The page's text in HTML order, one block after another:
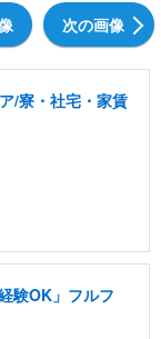
次の画像
/寮・社宅・家賃
験OK」フルフ